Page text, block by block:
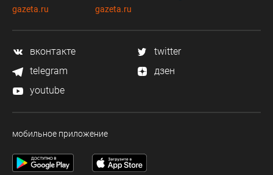
gazeta.ru
gazeta.ru
вконтакте
twitter
telegram
дзен
youtube
мобильное приложение